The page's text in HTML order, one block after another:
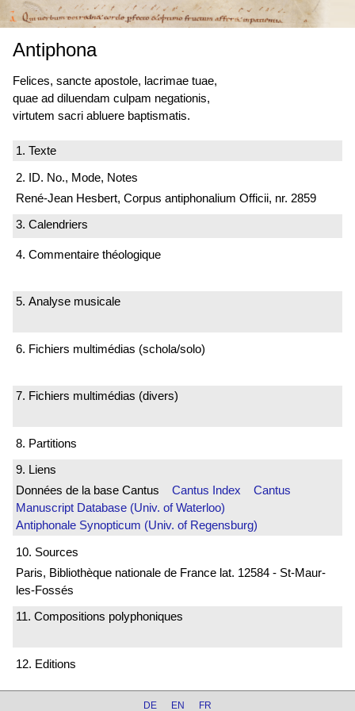
Antiphona
Felices, sancte apostole, lacrimae tuae,
quae ad diluendam culpam negationis,
virtutem sacri abluere baptismatis.
1. Texte
2. ID. No., Mode, Notes
René-Jean Hesbert, Corpus antiphonalium Officii, nr. 2859
3. Calendriers
4. Commentaire théologique
5. Analyse musicale
6. Fichiers multimédias (schola/solo)
7. Fichiers multimédias (divers)
8. Partitions
9. Liens
Données de la base Cantus Cantus Index
Cantus
Manuscript Database (Univ. of Waterloo)
Antiphonale Synopticum (Univ. of Regensburg)
10. Sources
Paris, Bibliothèque nationale de France lat. 12584 - St-Maur-
les-Fossés
11. Compositions polyphoniques
12. Editions
DE EN FR